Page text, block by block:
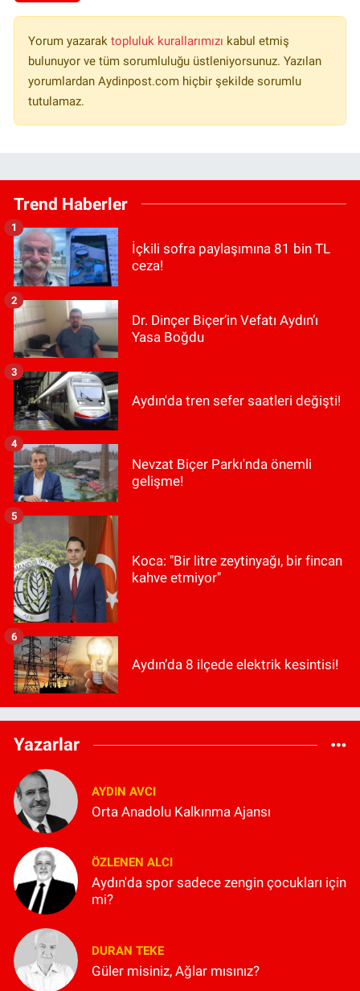
Yorum yazarak topluluk kurallarımızı kabul etmiş
bulunuyor ve tüm sorumluluğu üstleniyorsunuz. Yazılan
yorumlardan Aydinpost.com hiçbir şekilde sorumlu
tutulamaz.
Trend Haberler
İçkili sofra paylaşımına 81 bin TL
ceza!
1
Dr. Dinçer Biçer’in Vefatı Aydın’ı
Yasa Boğdu
2
Aydın'da tren sefer saatleri değişti!
3
Nevzat Biçer Parkı'nda önemli
gelişme!
4
Koca: "Bir litre zeytinyağı, bir fincan
kahve etmiyor"
5
Aydın’da 8 ilçede elektrik kesintisi!
6
Yazarlar
AYDIN AVCI
Orta Anadolu Kalkınma Ajansı
ÖZLENEN ALCI
Aydın'da spor sadece zengin çocukları için
mi?
DURAN TEKE
Güler misiniz, Ağlar mısınız?